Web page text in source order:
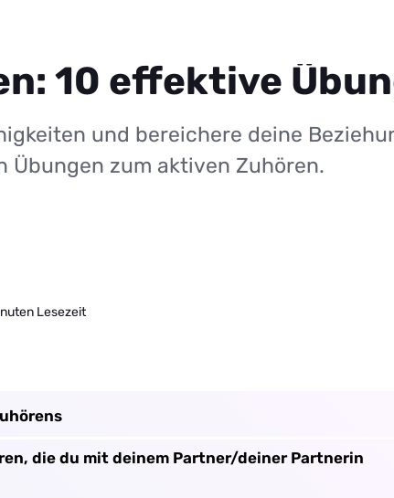
10 effektive
und bereichere deine
Übungen zum aktiven Zuhören.
Lesezeit
die du mit deinem Partner/deiner Partnerin